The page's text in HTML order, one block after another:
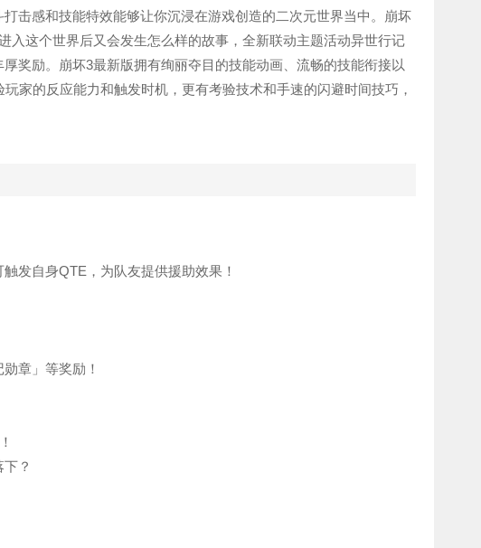
击感和技能特效能够让你沉浸在游戏创造的二次元世界当中。崩坏
入这个世界后又会发生怎么样的故事，全新联动主题活动异世行记
奖励。崩坏3最新版拥有绚丽夺目的技能动画、流畅的技能衔接以
家的反应能力和触发时机，更有考验技术和手速的闪避时间技巧，
发自身QTE，为队友提供援助效果！
章」等奖励！
？